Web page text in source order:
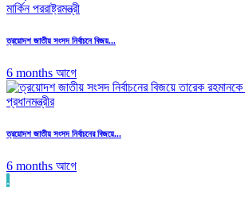
ত্রয়োদশ জাতীয় সংসদ নির্বাচনে বিজয়...
6 months আগে
ত্রয়োদশ জাতীয় সংসদ নির্বাচনের বিজয়ে...
6 months আগে
.